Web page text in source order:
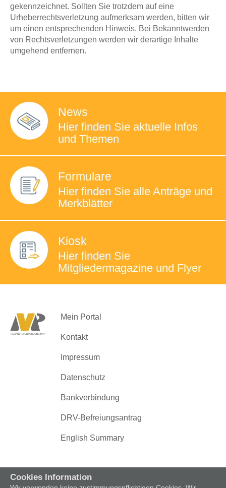
gekennzeichnet. Sollten Sie trotzdem auf eine
Urheberrechtsverletzung aufmerksam werden, bitten wir
um einen entsprechenden Hinweis. Bei Bekanntwerden
von Rechtsverletzungen werden wir derartige Inhalte
umgehend entfernen.
News
Hier finden Sie aktuelle Infos
und Themen
Formulare
Hier finden Sie alle Anträge und
Merkblätter
Kiosk
Hier finden Sie
Mitgliedermagazine und Flyer
Mein Portal
Kontakt
Impressum
Datenschutz
Bankverbindung
DRV-Befreiungsantrag
English Summary
Cookies Information